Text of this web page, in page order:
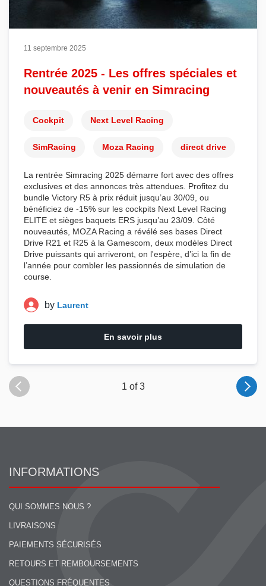
11 septembre 2025
Rentrée 2025 - Les offres spéciales et
nouveautés à venir en Simracing
Cockpit Next Level Racing
SimRacing Moza Racing direct drive
La rentrée Simracing 2025 démarre fort avec des offres
exclusives et des annonces très attendues. Profitez du
bundle Victory R5 à prix réduit jusqu’au 30/09, ou
bénéficiez de -15% sur les cockpits Next Level Racing
ELITE et sièges baquets ERS jusqu’au 23/09. Côté
nouveautés, MOZA Racing a révélé ses bases Direct
Drive R21 et R25 à la Gamescom , deux modèles Direct
Drive puissants qui arriveront, on l'espère, d’ici la fin de
l’année pour combler les passionnés de simulation de
course
by Laurent
En savoir plus
1 of 3
INFORMATIONS
QUI SOMMES NOUS ?
LIVRAISONS
PAIEMENTS SÉCURISÉS
RETOURS ET REMBOURSEMENTS
QUESTIONS FRÉQUENTES